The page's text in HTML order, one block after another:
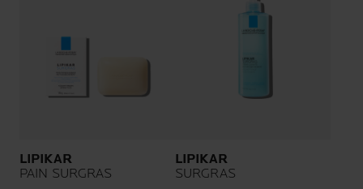
LIPIKAR
PAIN SURGRAS
LIPIKAR
SURGRAS